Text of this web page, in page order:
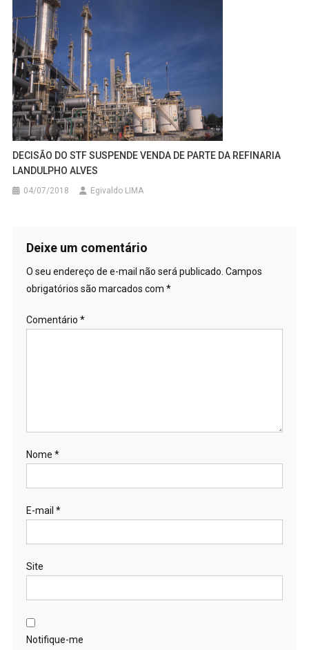
DECISÃO DO STF SUSPENDE VENDA DE PARTE DA REFINARIA
LANDULPHO ALVES
04/07/2018 Egivaldo LIMA
Deixe um comentário
O seu endereço de e-mail não será publicado. Campos
obrigatórios são marcados com *
Comentário *
Nome *
E-mail *
Site
Notifique-me